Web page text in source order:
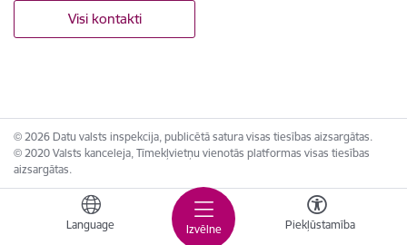
Izvēlne
Language Piekļūstamība
Visi kontakti
© 2026 Datu valsts inspekcija, publicētā satura visas tiesības aizsargātas.
© 2020 Valsts kanceleja, Tīmekļvietņu vienotās platformas visas tiesības
aizsargātas.